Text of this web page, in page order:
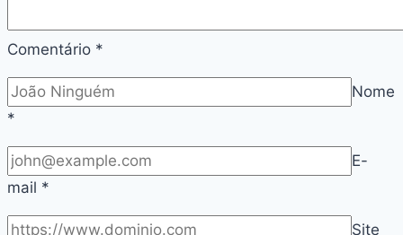
Comentário *
Nome
*
E-
mail *
Site